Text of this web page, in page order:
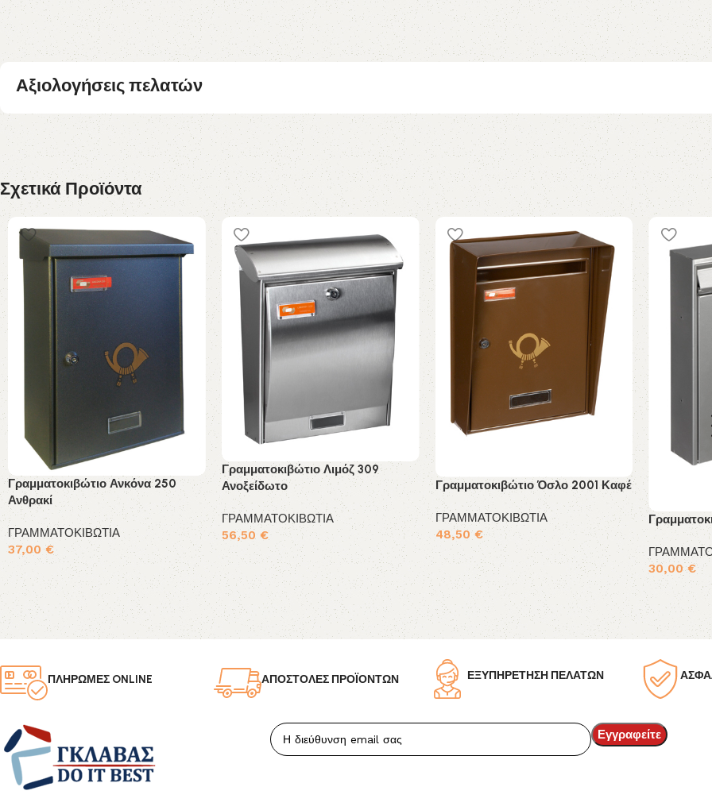
Αξιολογήσεις πελατών
Σχετικά Προϊόντα
Γραμματοκιβώτιο Ανκόνα 250
Ανθρακί
ΓΡΑΜΜΑΤΟΚΙΒΩΤΙΑ
37,00€
Προσθήκη στο καλάθι
Γραμματοκιβώτιο Λιμόζ 309
Ανοξείδωτο
ΓΡΑΜΜΑΤΟΚΙΒΩΤΙΑ
56,50 €
Προσθήκη στο καλάθι
Γραμματοκιβώτιο Όσλο 2001 Καφέ
ΓΡΑΜΜΑΤΟΚΙΒΩΤΙΑ
48,50€
Προσθήκη στο καλάθι
30,00€
Προσθήκη
ΠΛΗΡΩΜΕΣ ONLINE ΑΠΟΣΤΟΛΕΣ ΠΡΟΪΟΝΤΩΝ ΕΞΥΠΗΡΕΤΗΣΗ ΠΕΛΑΤΩΝ